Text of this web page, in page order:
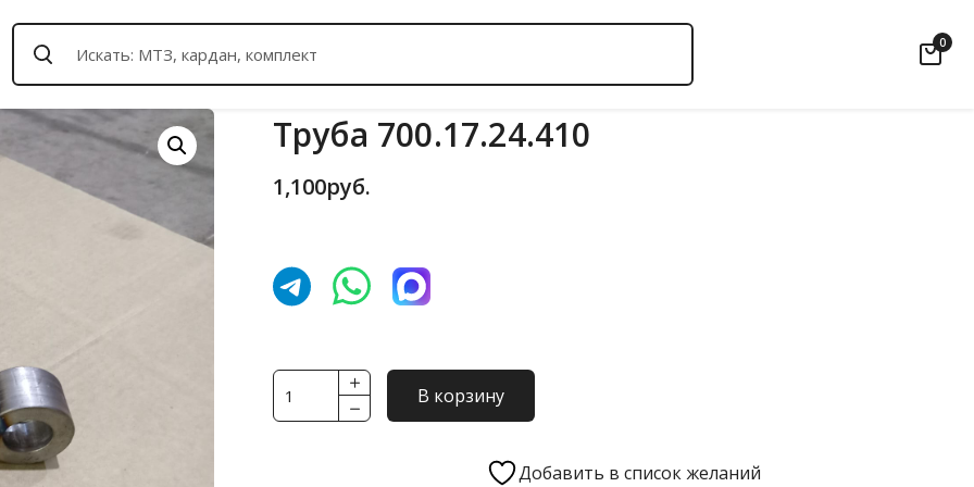
0
Труба 700.17.24.410
1,100руб.
Количество
товара
В корзину
Добавить в список желаний